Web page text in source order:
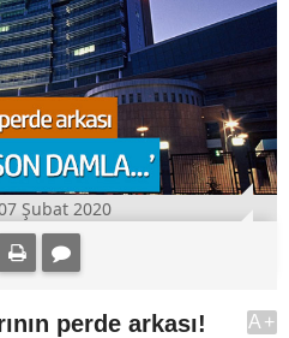
Şubat 2020
perde arkası!
A+